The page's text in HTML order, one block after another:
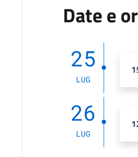
Date e
25
LUG
26
LUG